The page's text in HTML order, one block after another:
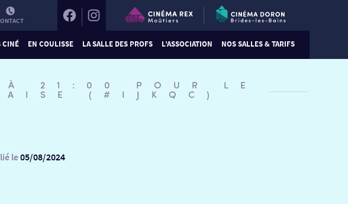
CINÉ EN COULISSE LA SALLE DES PROFS L’ASSOCIATION NOS SALLES & TARIFS
21:00 POUR LE
(#IJKQC)
le05/08/2024